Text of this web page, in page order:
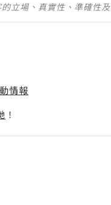
立場、真實性、準確性
情報
！